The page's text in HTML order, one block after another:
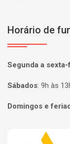
Horário de
Segunda a
Sábados: 9h às
Domingos e
Página inicial